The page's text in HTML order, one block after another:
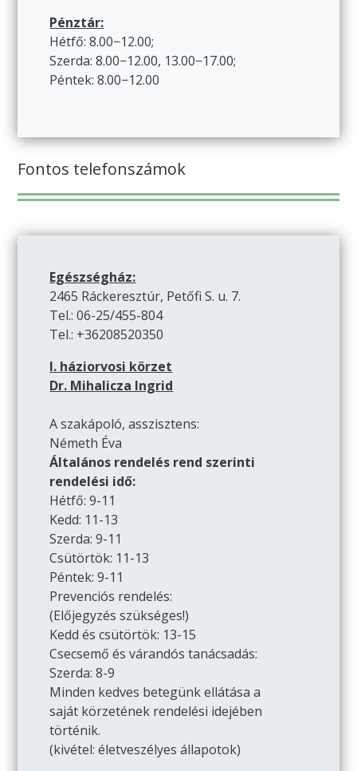
Pénztár:
Hétfő: 8.00−12.00;
Szerda: 8.00−12.00, 13.00−17.00;
Péntek: 8.00−12.00
Fontos telefonszámok
Egészségház:
2465 Ráckeresztúr, Petőfi S. u. 7.
Tel.: 06-25/455-804
Tel.: +36208520350
I. háziorvosi körzet
Dr. Mihalicza Ingrid
A szakápoló, asszisztens:
Németh Éva
Általános rendelés rend szerinti
rendelési idő:
Hétfő: 9-11
Kedd: 11-13
Szerda: 9-11
Csütörtök: 11-13
Péntek: 9-11
Prevenciós rendelés:
(Előjegyzés szükséges!)
Kedd és csütörtök: 13-15
Csecsemő és várandós tanácsadás:
Szerda: 8-9
Minden kedves betegünk ellátása a
saját körzetének rendelési idejében
történik.
(kivétel: életveszélyes állapotok)